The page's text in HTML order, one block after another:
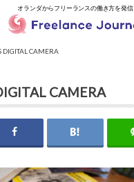
オランダからフリーランスの働き方を発信
DIGITAL CAMERA
CAMERA